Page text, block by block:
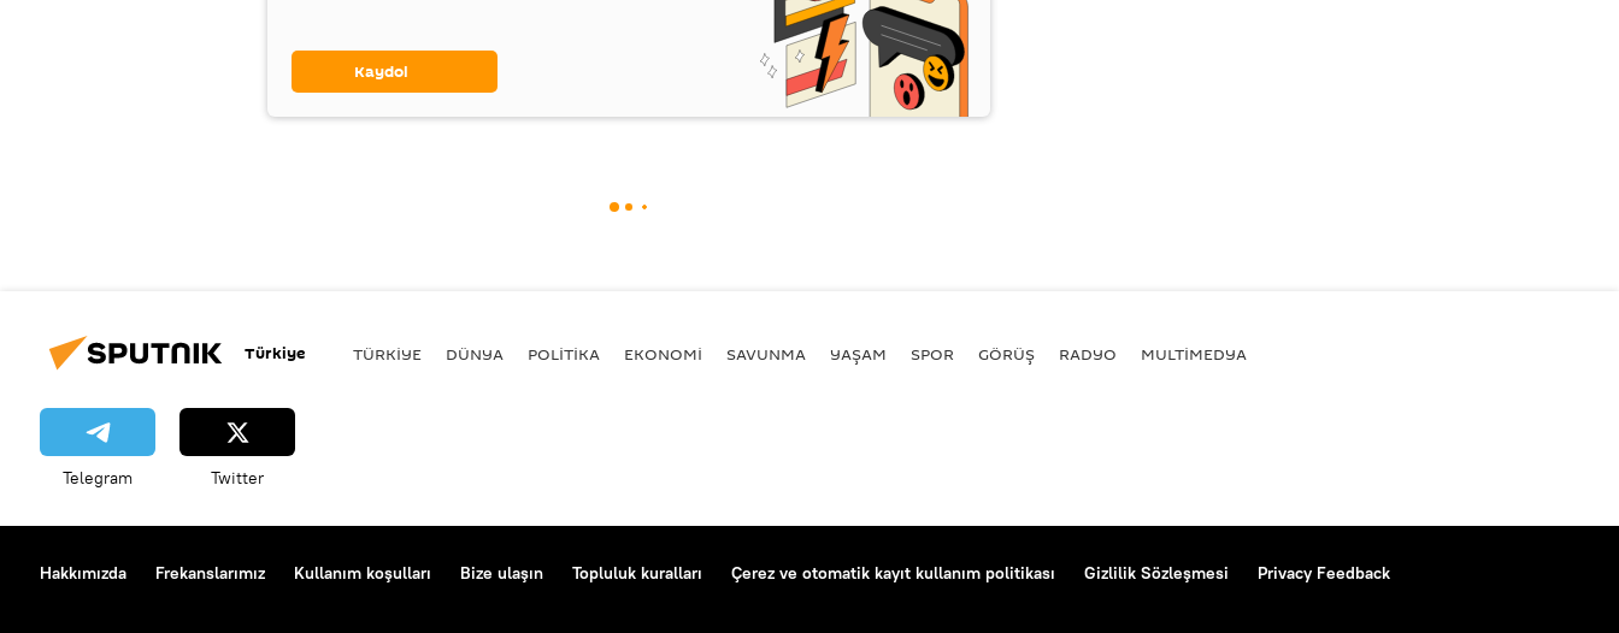
Kaydol
Türkiye TÜRKIYE DÜNYA POLİTİKA EKONOMİ SAVUNMA YAŞAM SPOR GÖRÜŞ RADYO MULTİMEDYA
Telegram Twitter
Hakkımızda Frekanslarımız Kullanım koşulları Bize ulaşın Topluluk kuralları Çerez ve otomatik kayıt kullanım politikası Gizlilik Sözleşmesi Privacy Feedback